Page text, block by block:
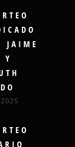
JAIME
Y